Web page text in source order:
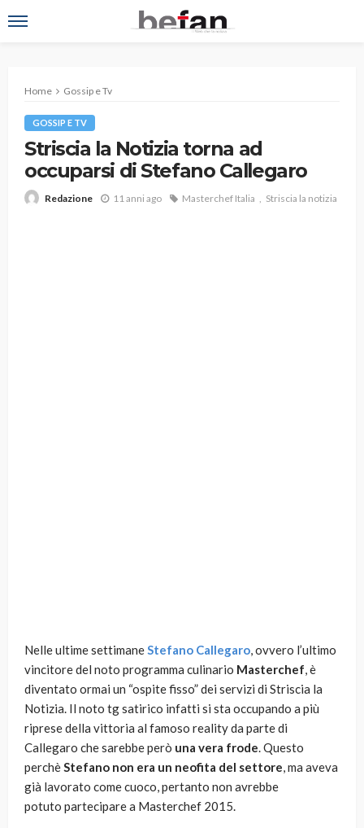
Home Gossip e Tv
GOSSIP E TV
Striscia la Notizia torna ad
occuparsi di Stefano Callegaro
Redazione 11 anni ago Masterchef Italia Striscia la notizia
Nelle ultime settimaneStefano Callegaro, ovvero l’ultimo
vincitore del noto programma culinario Masterchef, è
diventato ormai un “ospite fisso” dei servizi di Striscia la
Notizia. Il noto tg satirico infatti si sta occupando a più
riprese della vittoria al famoso reality da parte di
Callegaro che sarebbe però una vera frode. Questo
perchèStefano non era un neofita del settore, ma aveva
già lavorato come cuoco, pertanto non avrebbe
potuto partecipare a Masterchef 2015.